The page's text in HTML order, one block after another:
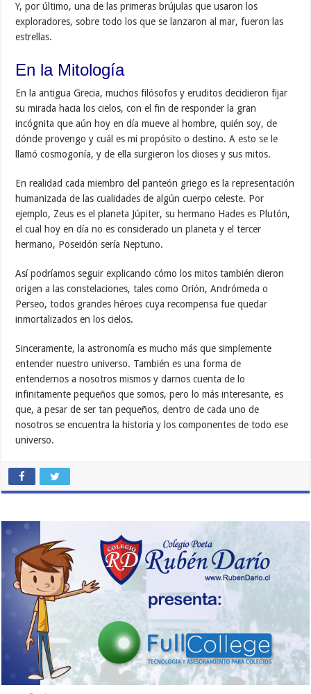
Y, por último, una de las primeras brújulas que usaron los
exploradores, sobre todo los que se lanzaron al mar, fueron las
estrellas.
En la Mitología
En la antigua Grecia, muchos filósofos y eruditos decidieron fijar
su mirada hacia los cielos, con el fin de responder la gran
incógnita que aún hoy en día mueve al hombre, quién soy, de
dónde provengo y cuál es mi propósito o destino. A esto se le
llamó cosmogonía, y de ella surgieron los dioses y sus mitos.
En realidad cada miembro del panteón griego es la representación
humanizada de las cualidades de algún cuerpo celeste. Por
ejemplo, Zeus es el planeta Júpiter, su hermano Hades es Plutón,
el cual hoy en día no es considerado un planeta y el tercer
hermano, Poseidón sería Neptuno.
Así podríamos seguir explicando cómo los mitos también dieron
origen a las constelaciones, tales como Orión, Andrómeda o
Perseo, todos grandes héroes cuya recompensa fue quedar
inmortalizados en los cielos.
Sinceramente, la astronomía es mucho más que simplemente
entender nuestro universo. También es una forma de
entendernos a nosotros mismos y darnos cuenta de lo
infinitamente pequeños que somos, pero lo más interesante, es
que, a pesar de ser tan pequeños, dentro de cada uno de
nosotros se encuentra la historia y los componentes de todo ese
universo.